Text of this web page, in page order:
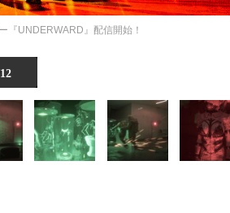
『UNDERWARD』配信開始！